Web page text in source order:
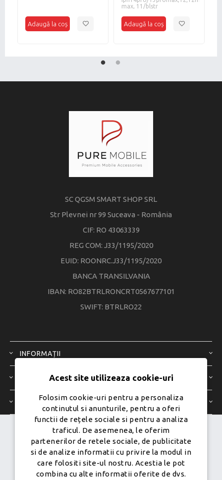
max, 11/blstr
SC QGSM SMART SHOP SRL
Str Plevnei nr 99 Suceava - România
CIF: RO 43063339
REG COM: J33/1195/2020
EUID: ROONRC.J33/1195/2020
BANCA TRANSILVANIA
IBAN: RO82BTRLRONCRT0567677101
SWIFT: BTRLRO22
INFORMAȚII
SERVICIU CLIENȚI
CONTUL MEU
Dezvoltat de
Ecom Digital -
Powered bynopCommerce
Acest site utilizeaza cookie-uri
Folosim cookie-uri pentru a personaliza
continutul si anunturile, pentru a oferi
functii de rețele sociale si pentru a analiza
traficul. De asemenea, le oferim
partenerilor de retele sociale, de publicitate
si de analize informatii cu privire la modul in
care folositi site-ul nostru. Acestia le pot
combina cu alte informatii oferite de dvs.